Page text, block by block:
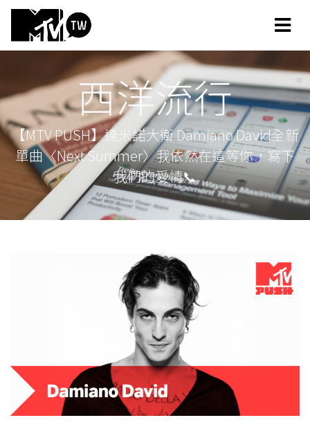
西洋流行
【MTV PUSH】達米諾大衛 Damiano David全新
單曲〈Next Summer〉我依然在這等你，寫下
我們的愛情📞